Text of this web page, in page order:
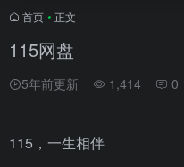
首页 • 正文
115网盘
5年前更新 1,414 0
115，一生相伴